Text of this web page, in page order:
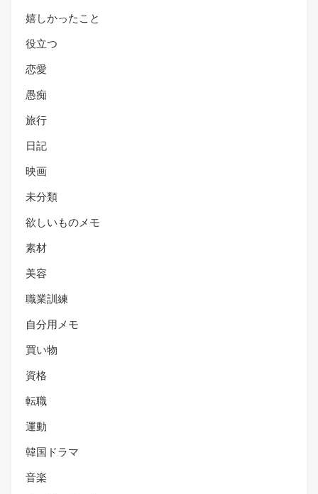
嬉しかったこと
役立つ
恋愛
愚痴
旅行
日記
映画
未分類
欲しいものメモ
素材
美容
職業訓練
自分用メモ
買い物
資格
転職
運動
韓国ドラマ
音楽